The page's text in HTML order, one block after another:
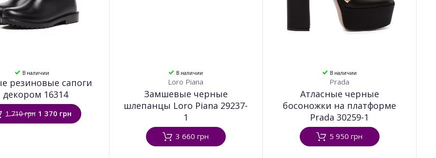
В наличии
резиновые сапоги
декором 16314
1 710 грн 1 370 грн
В наличии
Loro Piana
Замшевые черные
шлепанцы Loro Piana 29237-
1
3 660 грн
В наличии
Prada
Атласные черные
босоножки на платформе
Prada 30259-1
5 950 грн